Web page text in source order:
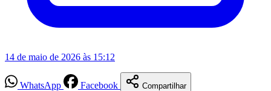
14 de maio de 2026 às 15:12
WhatsApp Facebook Compartilhar